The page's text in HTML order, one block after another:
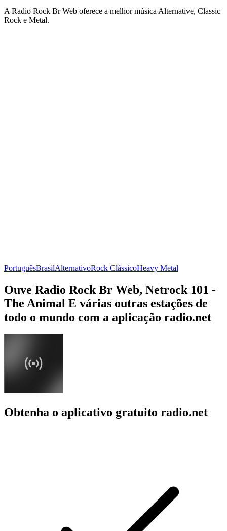
A Radio Rock Br Web oferece a melhor música Alternative, Classic
Rock e Metal.
PortuguêsBrasilAlternativoRock ClássicoHeavy Metal
Ouve Radio Rock Br Web, Netrock 101 -
The Animal E várias outras estações de
todo o mundo com a aplicação radio.net
Obtenha o aplicativo gratuito radio.net